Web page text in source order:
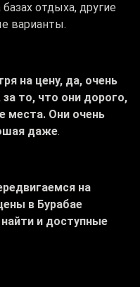
отдыха, другие
варианты.
на цену, да, очень
то, что они дорого,
места. Они очень
даже.
на
в Бурабае
и доступные